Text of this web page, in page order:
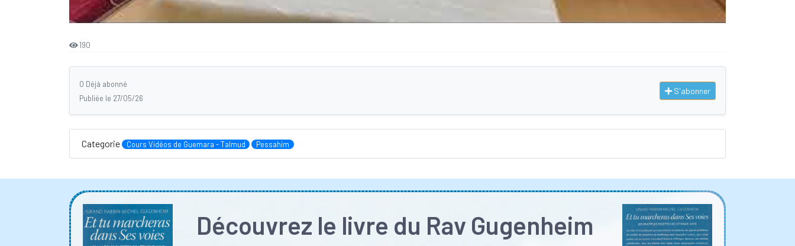
190
0 Déjà abonné
Publiée le 27/05/26
S'abonner
Categorie Cours Vidéos de Guemara - Talmud Pessahim
Découvrez le livre du Rav Gugenheim